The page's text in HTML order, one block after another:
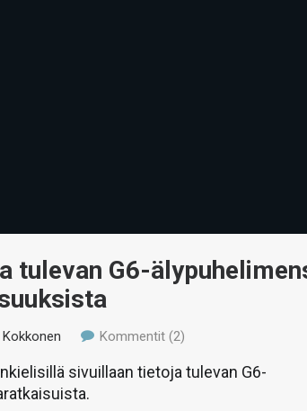
tulevan G6-
Kommentit (2)
sivuillaan tietoja tulevan G6-